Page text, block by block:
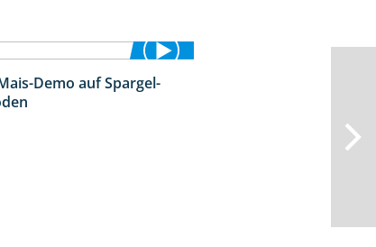
9:53
Demo auf Spargel-